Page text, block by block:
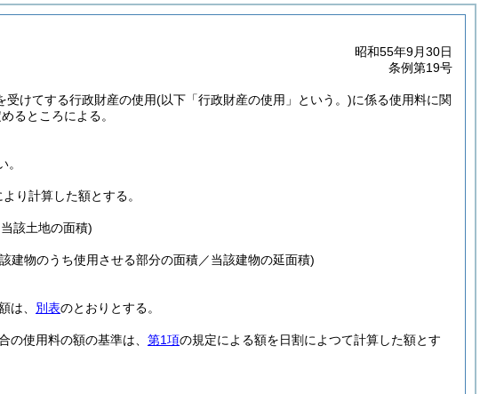
昭和55年9月30日
条例第19号
けてする行政財産の使用(以下「行政財産の使用」という。)に係る使用料に関
るところによる。
り計算した額とする。
該土地の面積)
建物のうち使用させる部分の面積／当該建物の延面積)
は、 別表のとおりとする。
使用料の額の基準は、 第1項の規定による額を日割によつて計算した額とす